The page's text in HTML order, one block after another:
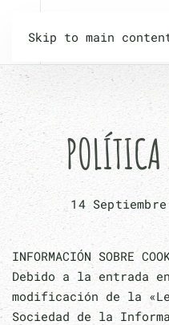
Skip to main
14
INFORMACIÓN SOBRE
Debido a la entrada
modificación de la
Sociedad de la